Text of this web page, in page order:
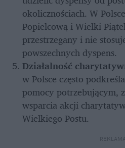
okolicznościach. W
Popielcową i Wielki
przestrzegany i nie
powszechnych dyspens.
Działalność
w Polsce często
pomocy potrzebującym,
wsparcia akcji
Wielkiego Postu.
REKLAMA